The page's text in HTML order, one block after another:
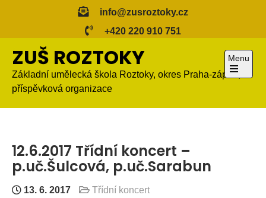
info@zusroztoky.cz
+420 220 910 751
ZUŠ ROZTOKY
Základní umělecká škola Roztoky, okres Praha-západ,
příspěvková organizace
Menu
Open
menu
12.6.2017 Třídní koncert –
p.uč.Šulcová, p.uč.Sarabun
13. 6. 2017 Třídní koncert